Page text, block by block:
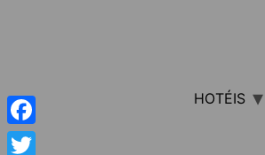
HOTÉIS
Facebook